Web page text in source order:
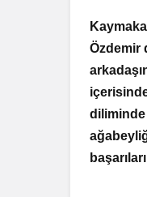
Özdemir
diliminde